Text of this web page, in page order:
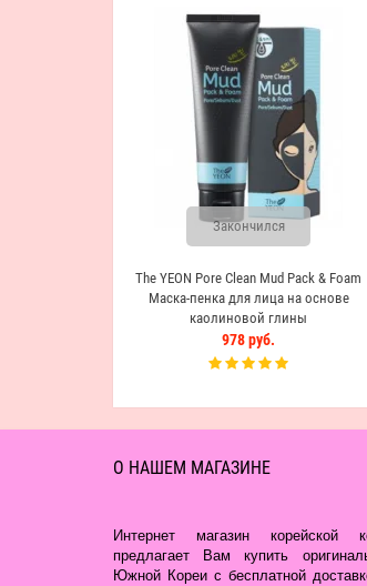
Закончился
The YEON Pore Clean Mud Pack & Foam
Маска-пенка для лица на основе
каолиновой глины
978 руб.
О НАШЕМ МАГАЗИНЕ
Интернет магазин корейской
предлагает Вам купить
Южной Кореи с бесплатной